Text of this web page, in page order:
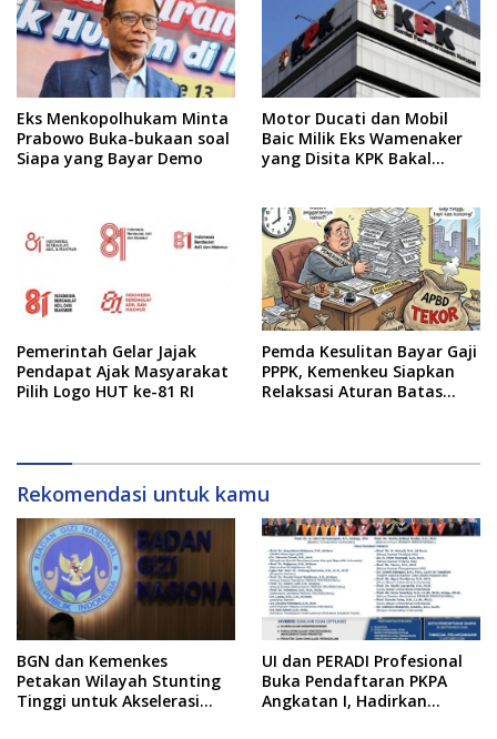
Eks Menkopolhukam Minta
Prabowo Buka-bukaan soal
Siapa yang Bayar Demo
Motor Ducati dan Mobil
Baic Milik Eks Wamenaker
yang Disita KPK Bakal
Pemerintah Gelar Jajak
Pendapat Ajak Masyarakat
Pilih Logo HUT ke-81 RI
Pemda Kesulitan Bayar Gaji
PPPK, Kemenkeu Siapkan
Relaksasi Aturan Batas
Rekomendasi untuk kamu
BGN dan Kemenkes
Petakan Wilayah Stunting
Tinggi untuk Akselerasi
UI dan PERADI Profesional
Buka Pendaftaran PKPA
Angkatan I, Hadirkan